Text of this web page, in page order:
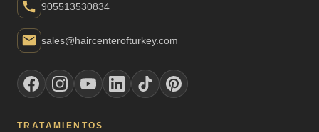
905513530834
sales@haircenterofturkey.com
TRATAMIENTOS